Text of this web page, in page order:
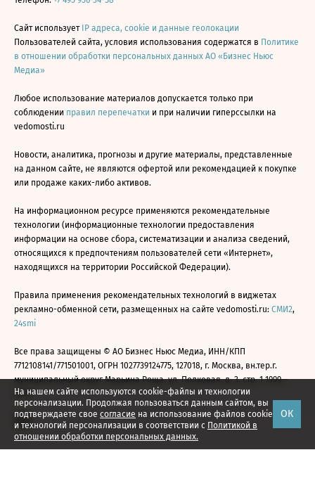
На нашем сайте используются cookie-файлы и технологии
персонализации. Продолжая пользоваться данным сайтом, вы
подтверждаете свое согласие на использование файлов cookie
и технологий персонализации в соответствии с Политикой в
отношении обработки персональных данных.
ОК
Сайт использует IP адреса, cookie и данные геолокации
Пользователей сайта, условия использования содержатся в Политике
в отношении обработки персональных данных АО «Бизнес Ньюс
Медиа»
Любое использование материалов допускается только при
соблюдении правил перепечатки и при наличии гиперссылки на
vedomosti.ru
Новости, аналитика, прогнозы и другие материалы, представленные
на данном сайте, не являются офертой или рекомендацией к покупке
или продаже каких-либо активов.
На информационном ресурсе применяются рекомендательные
технологии (информационные технологии предоставления
информации на основе сбора, систематизации и анализа сведений,
относящихся к предпочтениям пользователей сети «Интернет»,
находящихся на территории Российской Федерации).
Правила применения рекомендательных технологий в виджетах
рекламно-обменной сети, размещенных на сайте vedomosti.ru: СМИ2,
24smi
Все права защищены © АО Бизнес Ньюс Медиа, ИНН/КПП
7712108141/771501001, ОГРН 1027739124775, 127018, г. Москва, вн.тер.г.
муниципальный округ Марьина Роща, ул. Полковая, д. 3, стр. 1 1999—
2026